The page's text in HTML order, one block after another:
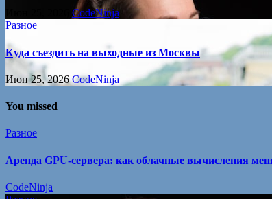
CodeNinja
Разное
Куда съездить на выходные из Москвы
Июн 25, 2026CodeNinja
You missed
Разное
Аренда GPU-сервера: как облачные вычисления
CodeNinja